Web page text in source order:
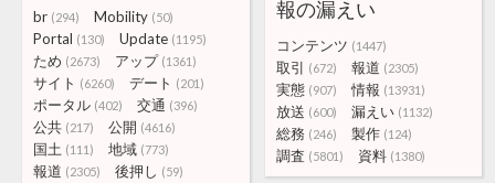
br (294) Mobility (50)
Portal (130) Update (1195)
ため (2673) アップ (1361)
サイト (6260) デート (201)
ポータル (402) 交通 (396)
公共 (217) 公開 (4616)
国土 (111) 地域 (773)
報道 (2305) 後押し (59)
報の漏えい
コンテンツ (1447)
取引 (672) 報道 (2305)
実態 (907) 情報 (13931)
放送 (600) 漏えい (1132)
総務 (246) 製作 (124)
調査 (5801) 資料 (1380)